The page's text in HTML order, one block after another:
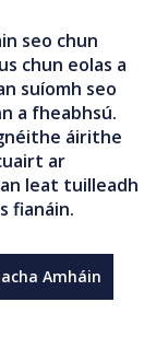
seo chun
chun eolas a
suíomh seo
a fheabhsú.
áirithe
ar
leat tuilleadh
fianáin.
Amháin